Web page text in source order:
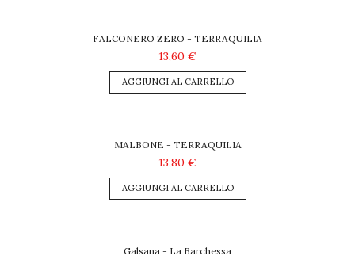
FALCONERO ZERO - TERRAQUILIA
13,60 €
AGGIUNGI AL CARRELLO
MALBONE - TERRAQUILIA
13,80 €
AGGIUNGI AL CARRELLO
Galsana - La Barchessa